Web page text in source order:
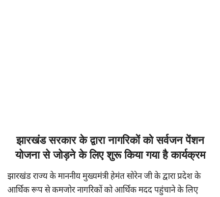
झारखंड सरकार के द्वारा नागरिकों को सर्वजन पेंशन
योजना से जोड़ने के लिए शुरू किया गया है कार्यक्रम
झारखंड राज्य के माननीय मुख्यमंत्री हेमंत सोरेन जी के द्वारा प्रदेश के
आर्थिक रूप से कमजोर नागरिकों को आर्थिक मदद पहुंचाने के लिए